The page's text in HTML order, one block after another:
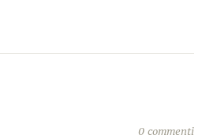
0 commenti